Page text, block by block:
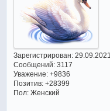
Зарегистрирован: 29.09.2021
Сообщений:3117
Уважение: +9836
Позитив: +28399
Пол:Женский